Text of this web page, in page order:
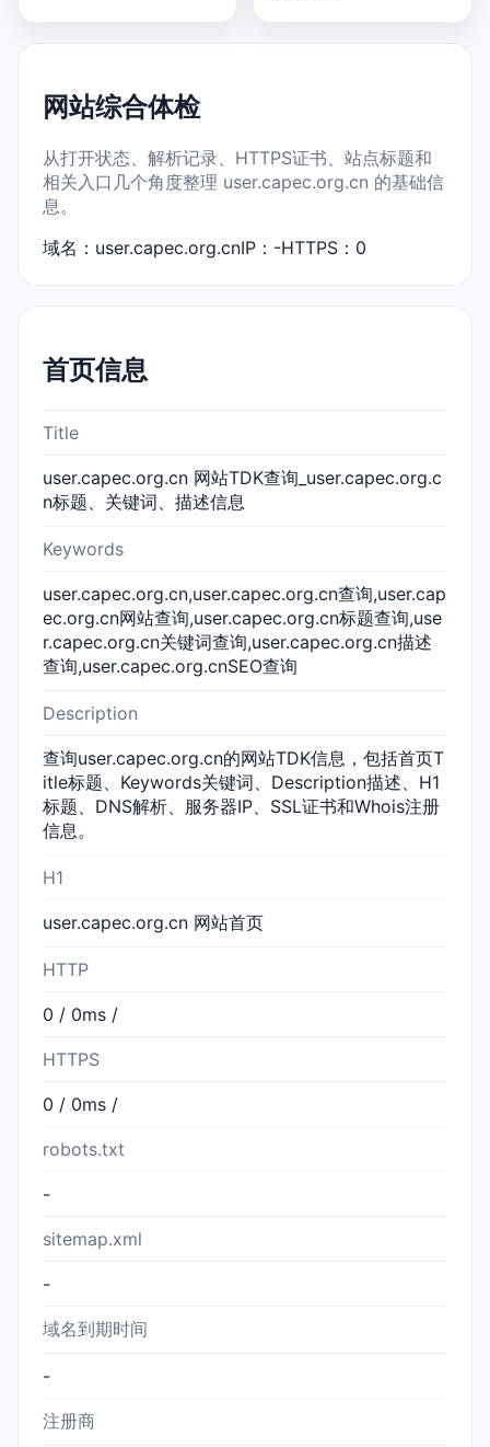
网站综合体检
从打开状态、解析记录、HTTPS证书、站点标题和
相关入口几个角度整理 user.capec.org.cn 的基础信
息。
域名：user.capec.org.cnIP：-HTTPS：0
首页信息
Title
user.capec.org.cn 网站TDK查询_user.capec.org.c
n标题、关键词、描述信息
Keywords
user.capec.org.cn,user.capec.org.cn查询,user.cap
ec.org.cn网站查询,user.capec.org.cn标题查询,use
r.capec.org.cn关键词查询,user.capec.org.cn描述
查询,user.capec.org.cnSEO查询
Description
查询user.capec.org.cn的网站TDK信息，包括首页T
itle标题、Keywords关键词、Description描述、H1
标题、DNS解析、服务器IP、SSL证书和Whois注册
信息。
H1
user.capec.org.cn 网站首页
HTTP
0 / 0ms /
HTTPS
0 / 0ms /
robots.txt
-
sitemap.xml
-
域名到期时间
-
注册商